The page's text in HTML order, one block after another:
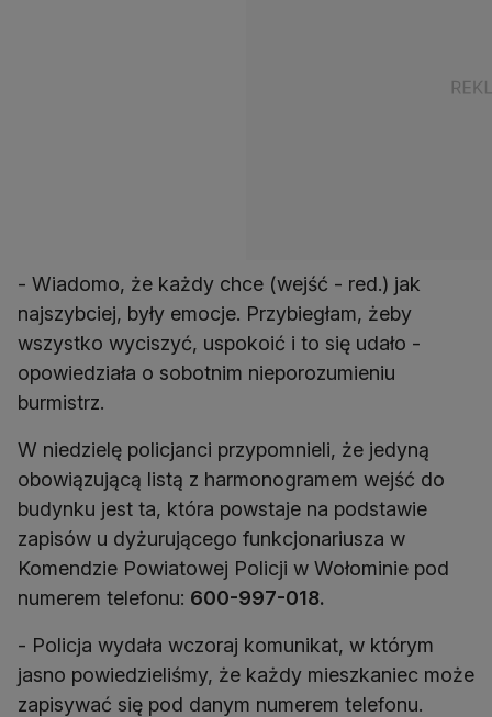
- Wiadomo, że każdy chce (wejść - red.) jak
najszybciej, były emocje. Przybiegłam, żeby
wszystko wyciszyć, uspokoić i to się udało -
opowiedziała o sobotnim nieporozumieniu
burmistrz.
W niedzielę policjanci przypomnieli, że jedyną
obowiązującą listą z harmonogramem wejść do
budynku jest ta, która powstaje na podstawie
zapisów u dyżurującego funkcjonariusza w
Komendzie Powiatowej Policji w Wołominie pod
numerem telefonu: 600-997-018.
- Policja wydała wczoraj komunikat, w którym
jasno powiedzieliśmy, że każdy mieszkaniec może
zapisywać się pod danym numerem telefonu.